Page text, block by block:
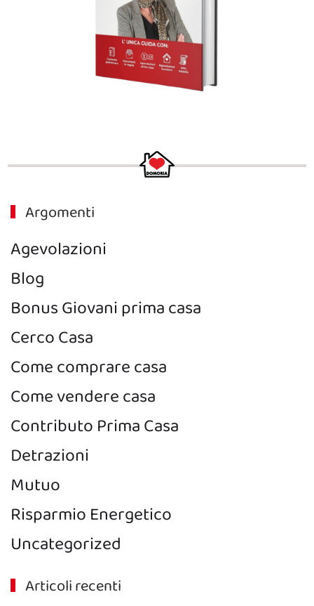
Argomenti
Agevolazioni
Blog
Bonus Giovani prima casa
Cerco Casa
Come comprare casa
Come vendere casa
Contributo Prima Casa
Detrazioni
Mutuo
Risparmio Energetico
Uncategorized
Articoli recenti